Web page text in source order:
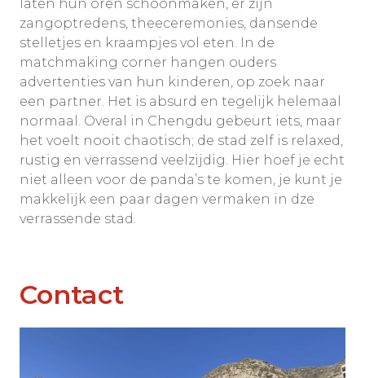
laten hun oren schoonmaken, er zijn
zangoptredens, theeceremonies, dansende
stelletjes en kraampjes vol eten. In de
matchmaking corner hangen ouders
advertenties van hun kinderen, op zoek naar
een partner. Het is absurd en tegelijk helemaal
normaal. Overal in Chengdu gebeurt iets, maar
het voelt nooit chaotisch; de stad zelf is relaxed,
rustig en verrassend veelzijdig. Hier hoef je echt
niet alleen voor de panda’s te komen, je kunt je
makkelijk een paar dagen vermaken in dze
verrassende stad.
Contact